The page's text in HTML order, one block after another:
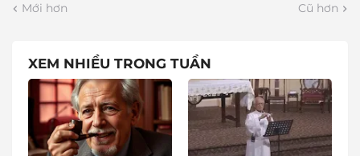
Mới hơn Cũ hơn
XEM NHIỀU TRONG TUẦN